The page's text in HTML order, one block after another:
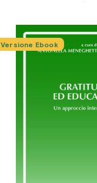
Versione Ebook